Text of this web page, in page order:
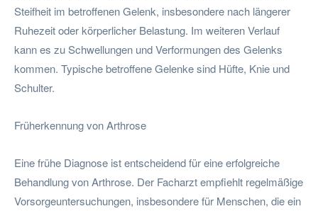
Steifheit im betroffenen Gelenk, insbesondere nach längerer
Ruhezeit oder körperlicher Belastung. Im weiteren Verlauf
kann es zu Schwellungen und Verformungen des Gelenks
kommen. Typische betroffene Gelenke sind Hüfte, Knie und
Schulter.
Früherkennung von Arthrose
Eine frühe Diagnose ist entscheidend für eine erfolgreiche
Behandlung von Arthrose. Der Facharzt empfiehlt regelmäßige
Vorsorgeuntersuchungen, insbesondere für Menschen, die ein